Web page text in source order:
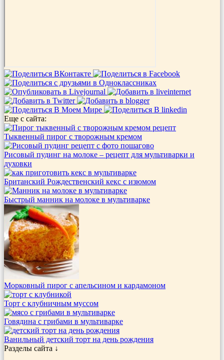
Еще с сайта:
Тыквенный пирог с творожным кремом
Рисовый пудинг на молоке – рецепт для мультиварки и
духовки
Британский Рождественский кекс с изюмом
Быстрый манник на молоке в мультиварке
Морковный пирог с апельсином и кардамоном
Торт с клубничным муссом
Говядина с грибами в мультиварке
Ванильный детский торт на день рождения
Разделы сайта ↓